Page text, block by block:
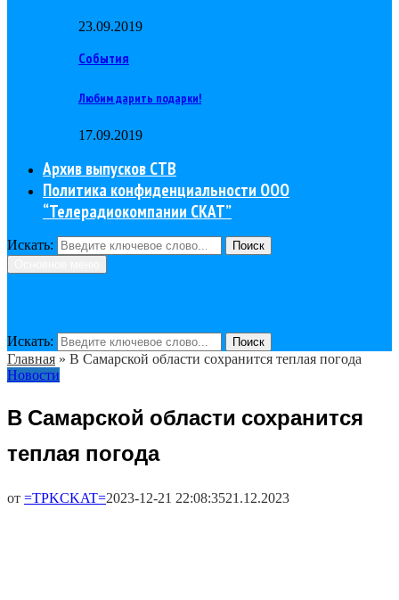
23.09.2019
События
Любим дарить подарки!
17.09.2019
Архив выпусков СТВ
Политика конфиденциальности ООО
“Телерадиокомпании СКАТ”
Искать:
Поиск
Искать: Поиск
Главная » В Самарской области сохранится теплая погода
Новости
В Самарской области сохранится
теплая погода
от =TPKCKAT=2023-12-21 22:08:3521.12.2023